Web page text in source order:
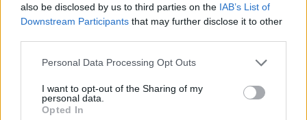
also be disclosed by us to third parties on the IAB’s List of
Downstream Participants that may further disclose it to other
Personal Data Processing Opt Outs
I want to opt-out of the Sharing of my
personal data.
Opted In
“Θέλουμε να αρχίσουμε να μιλάμε για τον
αντίκτυπο του μίσους. Όταν κάτι είναι μετρήσιμο,
παύει να είναι αόρατο”, σχολίασε.
Τα αποτελέσματα από την εφαρμογή του
εργαλείου θα γνωστοποιηθούν ώστε οι πολίτες να